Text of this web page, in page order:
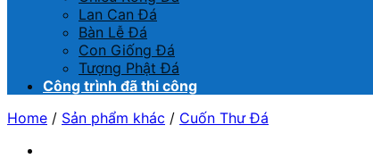
Lan Can Đá
Bàn Lễ Đá
Con Giống Đá
Tượng Phật Đá
Công trình đã thi công
Home / Sản phẩm khác / Cuốn Thư Đá